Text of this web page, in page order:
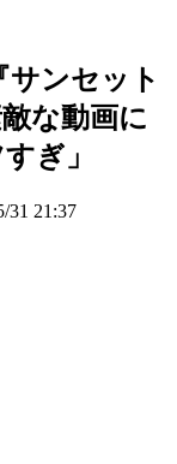
ンセット
な動画に
ぎ」
31 21:37